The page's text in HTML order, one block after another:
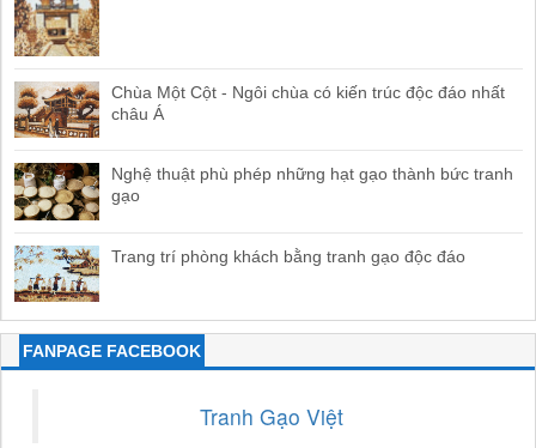
Chùa Một Cột - Ngôi chùa có kiến trúc độc đáo nhất
châu Á
Nghệ thuật phù phép những hạt gạo thành bức tranh
gạo
Trang trí phòng khách bằng tranh gạo độc đáo
FANPAGE FACEBOOK
Tranh Gạo Việt